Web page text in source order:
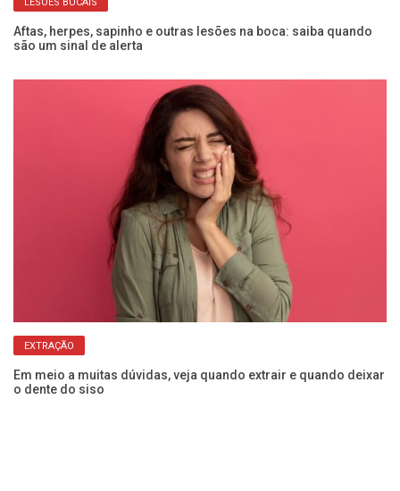
Aftas, herpes, sapinho e outras lesões na boca: saiba quando
são um sinal de alerta
EXTRAÇÃO
Em meio a muitas dúvidas, veja quando extrair e quando deixar
o dente do siso